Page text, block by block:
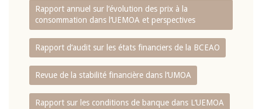
Rapport annuel sur l‘évolution des prix à la
consommation dans l‘UEMOA et perspectives
Rapport d‘audit sur les états financiers de la BCEAO
Revue de la stabilité financière dans l‘UMOA
Rapport sur les conditions de banque dans L‘UEMOA